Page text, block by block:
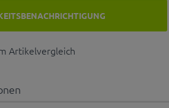
Artikelvergleich